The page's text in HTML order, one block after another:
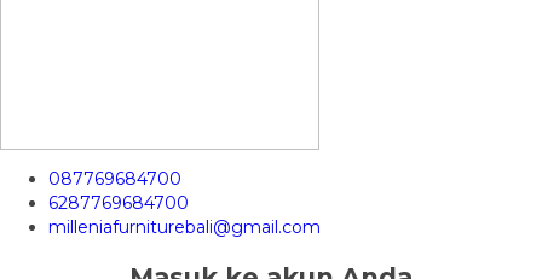
087769684700
6287769684700
milleniafurniturebali@gmail.com